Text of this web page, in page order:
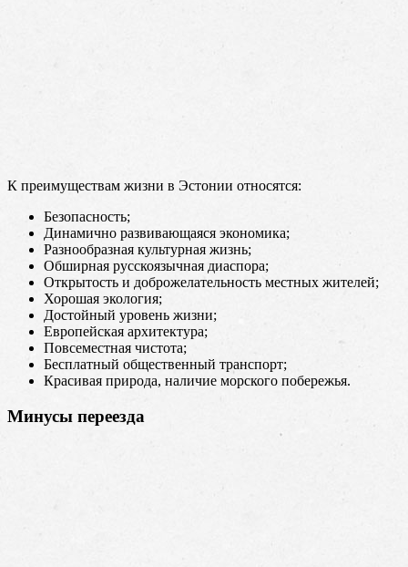
К преимуществам жизни в Эстонии относятся:
Безопасность;
Динамично развивающаяся экономика;
Разнообразная культурная жизнь;
Обширная русскоязычная диаспора;
Открытость и доброжелательность местных жителей;
Хорошая экология;
Достойный уровень жизни;
Европейская архитектура;
Повсеместная чистота;
Бесплатный общественный транспорт;
Красивая природа, наличие морского побережья.
Минусы переезда